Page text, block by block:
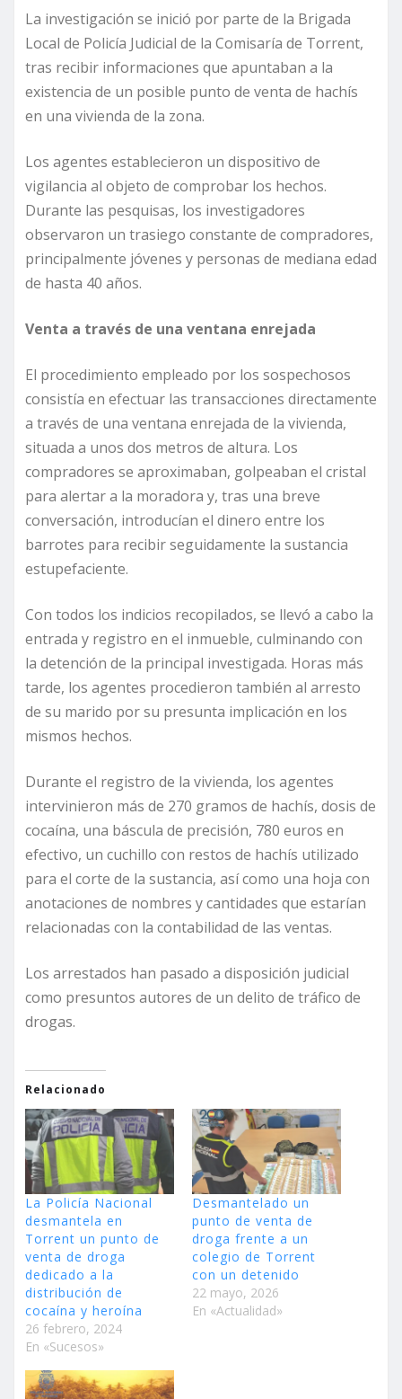
La investigación se inició por parte de la Brigada
Local de Policía Judicial de la Comisaría de Torrent,
tras recibir informaciones que apuntaban a la
existencia de un posible punto de venta de hachís
en una vivienda de la zona.
Los agentes establecieron un dispositivo de
vigilancia al objeto de comprobar los hechos.
Durante las pesquisas, los investigadores
observaron un trasiego constante de compradores,
principalmente jóvenes y personas de mediana edad
de hasta 40 años.
Venta a través de una ventana enrejada
El procedimiento empleado por los sospechosos
consistía en efectuar las transacciones directamente
a través de una ventana enrejada de la vivienda,
situada a unos dos metros de altura. Los
compradores se aproximaban, golpeaban el cristal
para alertar a la moradora y, tras una breve
conversación, introducían el dinero entre los
barrotes para recibir seguidamente la sustancia
estupefaciente.
Con todos los indicios recopilados, se llevó a cabo la
entrada y registro en el inmueble, culminando con
la detención de la principal investigada. Horas más
tarde, los agentes procedieron también al arresto
de su marido por su presunta implicación en los
mismos hechos.
Durante el registro de la vivienda, los agentes
intervinieron más de 270 gramos de hachís, dosis de
cocaína, una báscula de precisión, 780 euros en
efectivo, un cuchillo con restos de hachís utilizado
para el corte de la sustancia, así como una hoja con
anotaciones de nombres y cantidades que estarían
relacionadas con la contabilidad de las ventas.
Los arrestados han pasado a disposición judicial
como presuntos autores de un delito de tráfico de
drogas.
Relacionado
La Policía Nacional
desmantela en
Torrent un punto de
venta de droga
dedicado a la
distribución de
cocaína y heroína
26 febrero, 2024
En «Sucesos»
Desmantelado un
punto de venta de
droga frente a un
colegio de Torrent
con un detenido
22 mayo, 2026
En «Actualidad»